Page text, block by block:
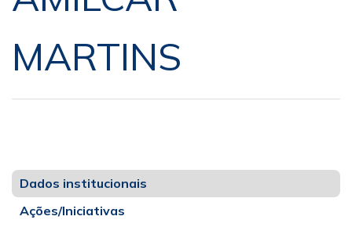
MARTINS
Dados institucionais
Ações/Iniciativas